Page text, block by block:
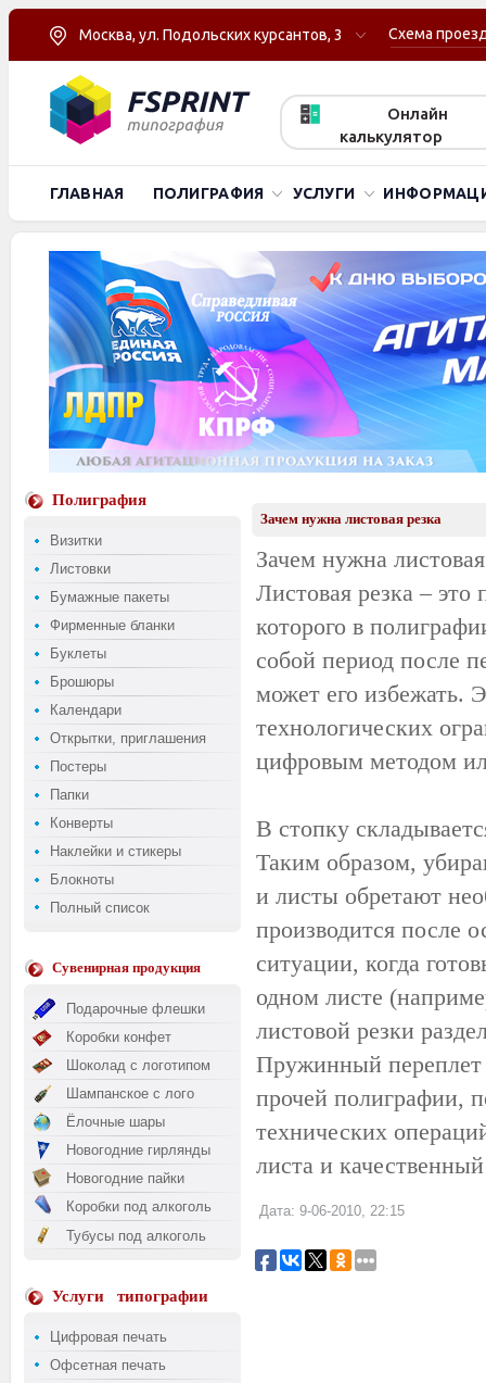
Москва, ул. Подольских курсантов, 3 Схема
Онлайн
калькулятор
ГЛАВНАЯ ПОЛИГРАФИЯ УСЛУГИ
Полиграфия
Визитки
Листовки
Бумажные пакеты
Фирменные бланки
Буклеты
Брошюры
Календари
Открытки, приглашения
Постеры
Папки
Конверты
Наклейки и стикеры
Блокноты
Полный список
Сувенирная продукция
Подарочные флешки
Коробки конфет
Шоколад с логотипом
Шампанское с лого
Ёлочные шары
Новогодние гирлянды
Новогодние пайки
Коробки под алкоголь
Тубусы под алкоголь
Услуги типографии
Цифровая печать
Офсетная печать
Зачем нужна листовая резка
Зачем нужна
Листовая резка –
которого в
собой период после
может его избежать.
технологических
цифровым методом
В стопку
Таким образом,
и листы обретают
производится после
ситуации, когда
одном листе
листовой резки
Пружинный переплет
прочей полиграфии,
технических
листа и
Дата: 9-06-2010, 22:15